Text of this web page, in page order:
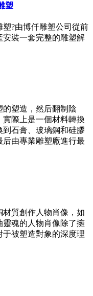
塑
?由博仟雕塑公司從前
裝一套完整的雕塑解
塑造，然后翻制陰
際上是一個材料轉換
石膏、玻璃鋼和硅膠
由專業雕塑廠進行最
質創作人物肖像，如
魂的人物肖像除了擁
被塑造對象的深度理